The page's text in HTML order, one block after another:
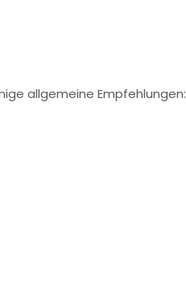
allgemeine Empfehlungen: